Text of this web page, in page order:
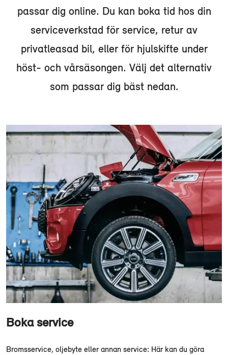
passar dig online. Du kan boka tid hos din
serviceverkstad för service, retur av
privatleasad bil, eller för hjulskifte under
höst- och vårsäsongen. Välj det alternativ
som passar dig bäst nedan.
Boka service
Bromsservice, oljebyte eller annan service: Här kan du göra